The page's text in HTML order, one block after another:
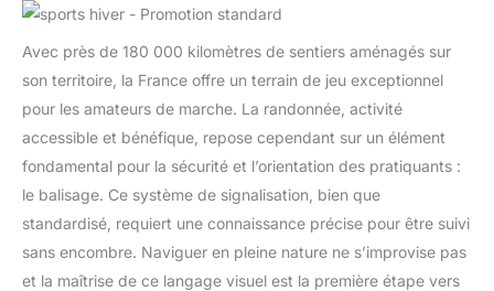
Avec près de 180 000 kilomètres de sentiers aménagés sur
son territoire, la France offre un terrain de jeu exceptionnel
pour les amateurs de marche. La randonnée, activité
accessible et bénéfique, repose cependant sur un élément
fondamental pour la sécurité et l’orientation des pratiquants :
le balisage. Ce système de signalisation, bien que
standardisé, requiert une connaissance précise pour être suivi
sans encombre. Naviguer en pleine nature ne s’improvise pas
et la maîtrise de ce langage visuel est la première étape vers